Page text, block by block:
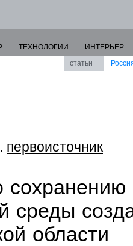
ТЕХНОЛОГИИ
ИНТЕРЬЕР
статьи
первоисточник
сохранению
среды
области